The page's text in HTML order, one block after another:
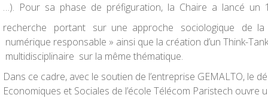
…). Pour sa phase de préfiguration, la Chaire a lancé un
recherche portant sur une approche sociologique de la
numérique responsable » ainsi que la création d’un Think-
multidisciplinaire sur la même thématique.
Dans ce cadre, avec le soutien de l’entreprise GEMALTO, le
Economiques et Sociales de l’école Télécom Paristech ouvre